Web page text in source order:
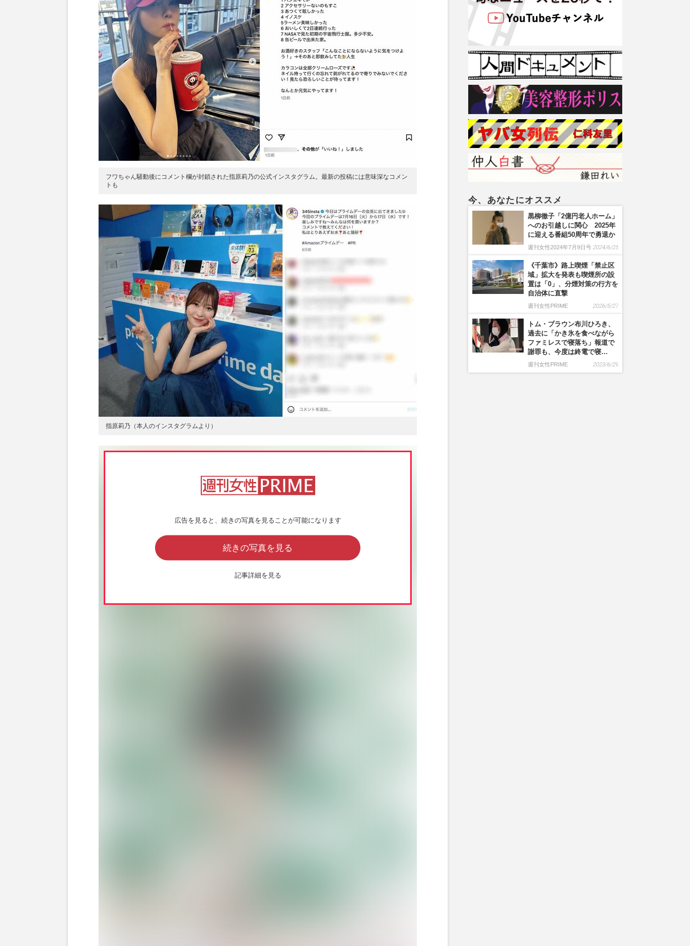
フワちゃん騒動後にコメント欄が封鎖された指原莉乃の公式インスタグラム。最新の投稿には意味深なコメン
トも
指原莉乃（本人のインスタグラムより）
広告を見ると、続きの写真を見ることが可能になります
続きの写真を見る
記事詳細を見る
今、あなたにオススメ
黒柳徹子「2億円老人ホーム」
へのお引越しに関心 2025年
に迎える番組50周年で勇退か
週刊女性2024年7月9日号 2024/6/25
《千葉市》路上喫煙「禁止区
域」拡大を発表も喫煙所の設
置は「0」、分煙対策の行方を
自治体に直撃
週刊女性PRIME 2026/5/27
トム・ブラウン布川ひろき、
過去に「かき氷を食べながら
ファミレスで寝落ち」報道で
謝罪も、今度は終電で寝…
週刊女性PRIME 2023/6/29